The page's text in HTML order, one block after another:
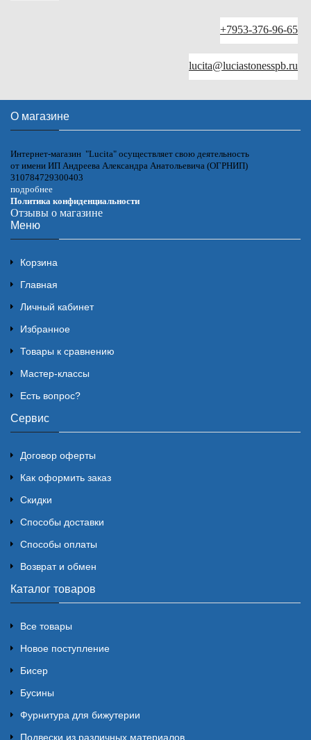
+7953-376-96-65
lucita@luciastonesspb.ru
О магазине
Интернет-магазин "Lucita" осуществляет свою деятельность
от имени ИП Андреева Александра Анатольевича (ОГРНИП)
310784729300403
подробнее
Политика конфиденциальности
Отзывы о магазине
Меню
Корзина
Главная
Личный кабинет
Избранное
Товары к сравнению
Мастер-классы
Есть вопрос?
Сервис
Договор оферты
Как оформить заказ
Скидки
Способы доставки
Способы оплаты
Возврат и обмен
Каталог товаров
Все товары
Новое поступление
Бисер
Бусины
Фурнитура для бижутерии
Подвески из различных материалов